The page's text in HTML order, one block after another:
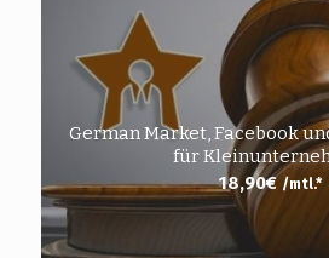
German Market, Facebook
für
18,90€ /mtl.*